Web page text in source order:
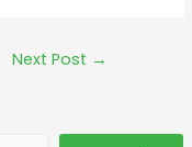
Next Post →